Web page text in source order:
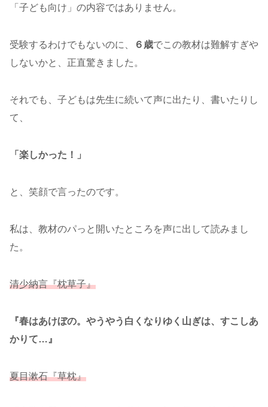
「子ども向け」の内容ではありません。
受験するわけでもないのに、 ６歳でこの教材は難解すぎや
しないかと、正直驚きました。
それでも、子どもは先生に続いて声に出たり、書いたりし
て、
「楽しかった！」
と、笑顔で言ったのです。
私は、教材のパっと開いたところを声に出して読みまし
た。
清少納言『枕草子』
『春はあけぼの。やうやう白くなりゆく山ぎは、すこしあ
かりて…』
夏目漱石『草枕』